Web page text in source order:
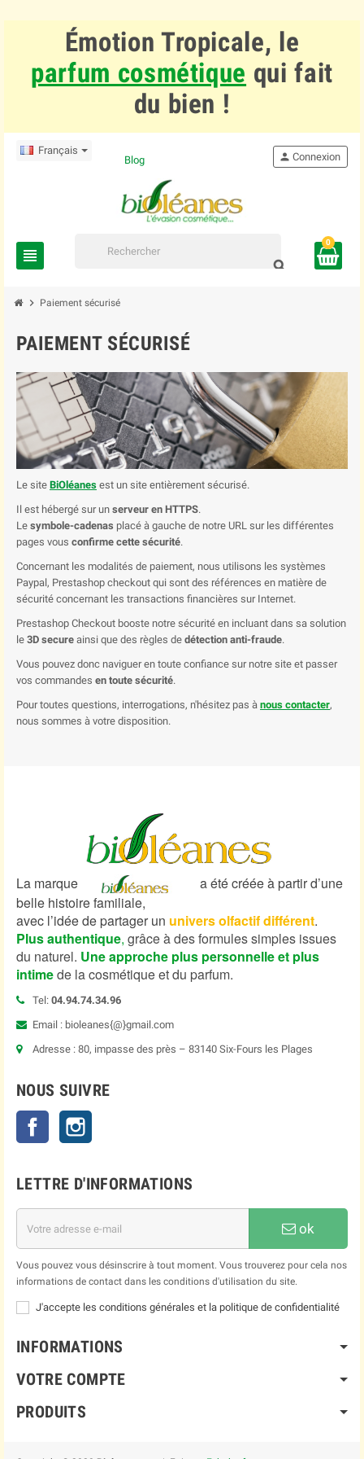
Émotion Tropicale, le
parfum cosmétique qui fait
du bien !
Français
Blog
view_headline
search
person Connexion
0
chevron_right Paiement sécurisé
PAIEMENT SÉCURISÉ
Le site BiOléanes est un site entièrement sécurisé.
Il est hébergé sur un serveur en HTTPS.
Le symbole-cadenas placé à gauche de notre URL sur les différentes
pages vous confirme cette sécurité.
Concernant les modalités de paiement, nous utilisons les systèmes
Paypal, Prestashop checkout qui sont des références en matière de
sécurité concernant les transactions financières sur Internet.
Prestashop Checkout booste notre sécurité en incluant dans sa solution
le 3D secure ainsi que des règles de détection anti-fraude.
Vous pouvez donc naviguer en toute confiance sur notre site et passer
vos commandes en toute sécurité.
Pour toutes questions, interrogations, n'hésitez pas à nous contacter,
nous sommes à votre disposition.
La marque
a été créée à partir d’une
belle histoire familiale,
avec l’idée de partager un univers olfactif différent.
Plus authentique, grâce à des formules simples issues
du naturel. Une approche plus personnelle et plus
intimede la cosmétique et du parfum.
Tel: 04.94.74.34.96
Email : bioleanes{@}gmail.com
Adresse : 80, impasse des près – 83140 Six-Fours les Plages
NOUS SUIVRE
Facebook
LETTRE D'INFORMATIONS
ok
Vous pouvez vous désinscrire à tout moment. Vous trouverez pour cela nos
informations de contact dans les conditions d'utilisation du site.
J'accepte les conditions générales et la politique de confidentialité
INFORMATIONS
VOTRE COMPTE
PRODUITS